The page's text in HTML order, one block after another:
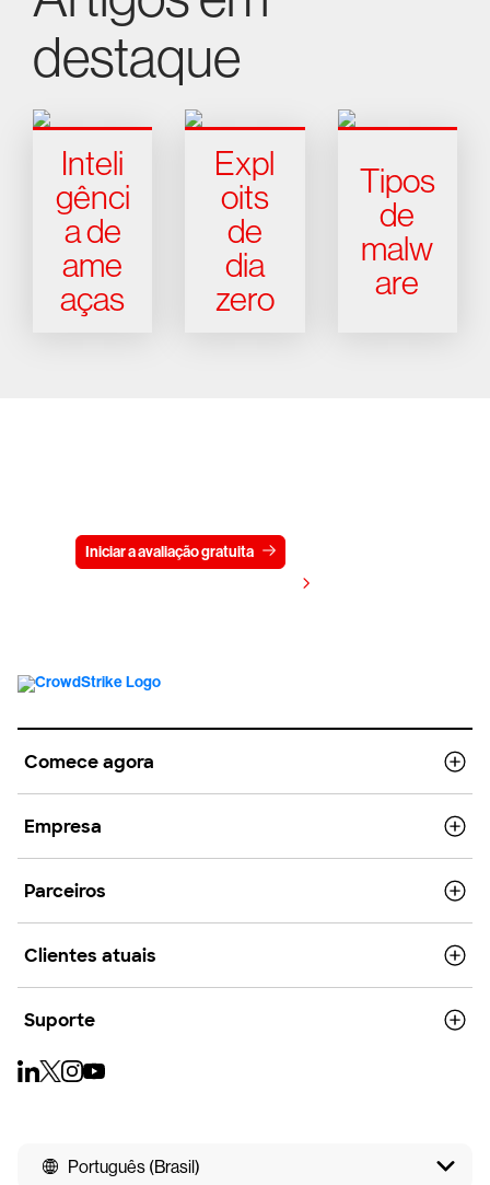
destaque
Inteli
gênci
a de
ame
aças
Expl
oits
de
dia
zero
Tipos
de
malw
are
Iniciar a avaliação gratuita
Comece agora
Empresa
Parceiros
Clientes atuais
Suporte
Português (Brasil)